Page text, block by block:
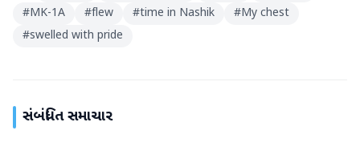
#MK-1A #flew #time in Nashik #My chest
#swelled with pride
સંબંધિત સમાચાર